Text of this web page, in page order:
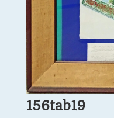
156tab19